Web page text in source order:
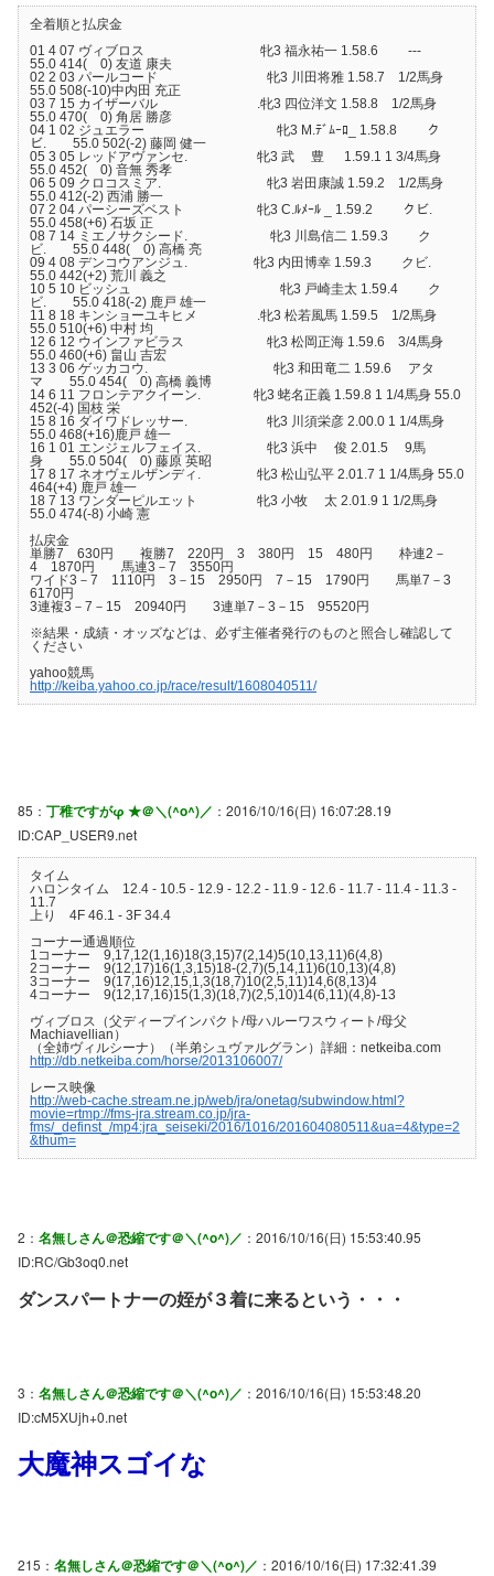
全着順と払戻金
01 4 07 ヴィブロス 牝3 福永祐一 1.58.6 ---
55.0 414( 0) 友道 康夫
02 2 03 パールコード 牝3 川田将雅 1.58.7 1/2馬身
55.0 508(-10)中内田 充正
03 7 15 カイザーバル .牝3 四位洋文 1.58.8 1/2馬身
55.0 470( 0) 角居 勝彦
04 1 02 ジュエラー 牝3 M.ﾃﾞﾑｰﾛ_ 1.58.8 ク
ビ. 55.0 502(-2) 藤岡 健一
05 3 05 レッドアヴァンセ. 牝3 武 豊 1.59.1 1 3/4馬身
55.0 452( 0) 音無 秀孝
06 5 09 クロコスミア. 牝3 岩田康誠 1.59.2 1/2馬身
55.0 412(-2) 西浦 勝一
07 2 04 パーシーズベスト 牝3 C.ﾙﾒｰﾙ _ 1.59.2 クビ.
55.0 458(+6) 石坂 正
08 7 14 ミエノサクシード. 牝3 川島信二 1.59.3 ク
ビ. 55.0 448( 0) 高橋 亮
09 4 08 デンコウアンジュ. 牝3 内田博幸 1.59.3 クビ.
55.0 442(+2) 荒川 義之
10 5 10 ビッシュ 牝3 戸崎圭太 1.59.4 ク
ビ. 55.0 418(-2) 鹿戸 雄一
11 8 18 キンショーユキヒメ .牝3 松若風馬 1.59.5 1/2馬身
55.0 510(+6) 中村 均
12 6 12 ウインファビラス 牝3 松岡正海 1.59.6 3/4馬身
55.0 460(+6) 畠山 吉宏
13 3 06 ゲッカコウ. 牝3 和田竜二 1.59.6 アタ
マ 55.0 454( 0) 高橋 義博
14 6 11 フロンテアクイーン. 牝3 蛯名正義 1.59.8 1 1/4馬身 55.0
452(-4) 国枝 栄
15 8 16 ダイワドレッサー. 牝3 川須栄彦 2.00.0 1 1/4馬身
55.0 468(+16)鹿戸 雄一
16 1 01 エンジェルフェイス. 牝3 浜中 俊 2.01.5 9馬
身 55.0 504( 0) 藤原 英昭
17 8 17 ネオヴェルザンディ. 牝3 松山弘平 2.01.7 1 1/4馬身 55.0
464(+4) 鹿戸 雄一
18 7 13 ワンダーピルエット 牝3 小牧 太 2.01.9 1 1/2馬身
55.0 474(-8) 小崎 憲
払戻金
単勝7 630円 複勝7 220円 3 380円 15 480円 枠連2－
4 1870円 馬連3－7 3550円
ワイド3－7 1110円 3－15 2950円 7－15 1790円 馬単7－3
6170円
3連複3－7－15 20940円 3連単7－3－15 95520円
※結果・成績・オッズなどは、必ず主催者発行のものと照合し確認して
ください
yahoo競馬
http://keiba.yahoo.co.jp/race/result/1608040511/
85： 丁稚ですがφ ★＠＼(^o^)／ ：2016/10/16(日) 16:07:28.19
ID:CAP_USER9.net
タイム
ハロンタイム 12.4 - 10.5 - 12.9 - 12.2 - 11.9 - 12.6 - 11.7 - 11.4 - 11.3 -
11.7
上り 4F 46.1 - 3F 34.4
コーナー通過順位
1コーナー 9,17,12(1,16)18(3,15)7(2,14)5(10,13,11)6(4,8)
2コーナー 9(12,17)16(1,3,15)18-(2,7)(5,14,11)6(10,13)(4,8)
3コーナー 9(17,16)12,15,1,3(18,7)10(2,5,11)14,6(8,13)4
4コーナー 9(12,17,16)15(1,3)(18,7)(2,5,10)14(6,11)(4,8)-13
ヴィブロス（父ディープインパクト/母ハルーワスウィート/母父
Machiavellian）
（全姉ヴィルシーナ）（半弟シュヴァルグラン）詳細：netkeiba.com
http://db.netkeiba.com/horse/2013106007/
レース映像
http://web-cache.stream.ne.jp/web/jra/onetag/subwindow.html?
movie=rtmp://fms-jra.stream.co.jp/jra-
fms/_definst_/mp4:jra_seiseki/2016/1016/201604080511&ua=4&type=2
&thum=
2： 名無しさん＠恐縮です＠＼(^o^)／ ：2016/10/16(日) 15:53:40.95
ID:RC/Gb3oq0.net
ダンスパートナーの姪が３着に来るという・・・
3： 名無しさん＠恐縮です＠＼(^o^)／ ：2016/10/16(日) 15:53:48.20
ID:cM5XUjh+0.net
大魔神スゴイな
215： 名無しさん＠恐縮です＠＼(^o^)／ ：2016/10/16(日) 17:32:41.39